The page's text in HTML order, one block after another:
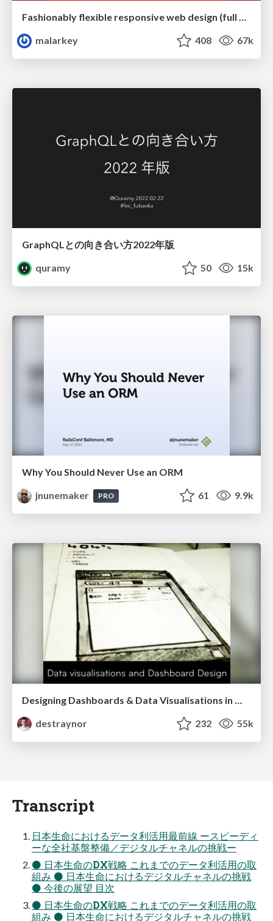
malarkey
408 67k
GraphQLとの向き合い方2022年版
quramy
50 15k
Why You Should Never Use an ORM
jnunemaker
PRO 61 9.9k
destraynor
232 55k
Transcript
日本生命におけるデータ利活用最前線 ースピーディ
ーな全社基盤整備／デジタルチャネルの挑戦ー
⚫ 日本生命のDX戦略 これまでのデータ利活用の取
組み ⚫ 日本生命におけるデジタルチャネルの挑戦
⚫ 今後の展望 目次
⚫ 日本生命のDX戦略 これまでのデータ利活用の取
組み ⚫ 日本生命におけるデジタルチャネルの挑戦